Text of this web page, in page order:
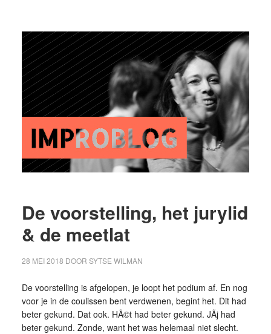
De voorstelling, het jurylid
& de meetlat
28 MEI 2018 DOOR SYTSE WILMAN
De voorstelling is afgelopen, je loopt het podium af. En nog
voor je in de coulissen bent verdwenen, begint het. Dit had
beter gekund. Dat ook. HÃ©t had beter gekund. JÃ­j had
beter gekund. Zonde, want het was helemaal niet slecht.